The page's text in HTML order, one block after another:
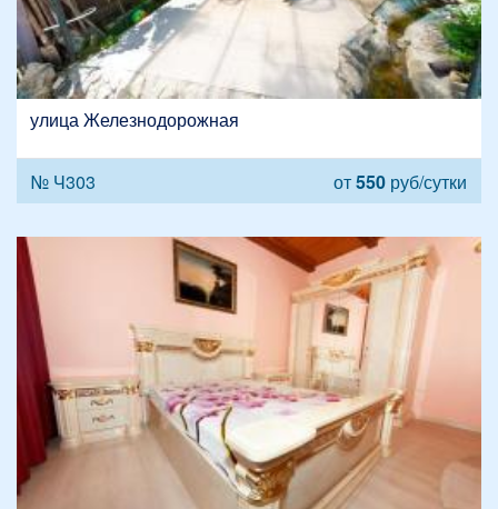
улица Железнодорожная
№ Ч303 от550 руб/сутки